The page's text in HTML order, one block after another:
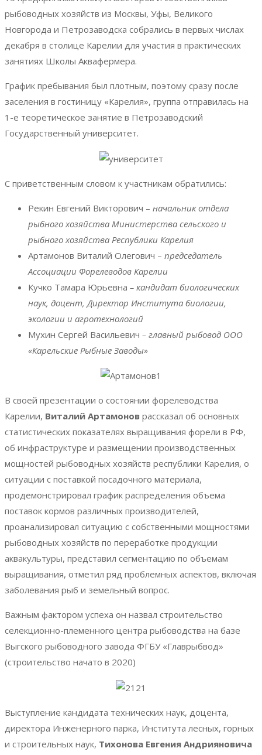
рыбоводных хозяйств из Москвы, Уфы, Великого
Новгорода и Петрозаводска собрались в первых числах
декабря в столице Карелии для участия в практических
занятиях Школы Аквафермера.
График пребывания был плотным, поэтому сразу после
заселения в гостиницу «Карелия», группа отправилась на
1-е теоретическое занятие в Петрозаводский
Государственный университет.
С приветственным словом к участникам обратились:
Рекин Евгений Викторович – начальник отдела
рыбного хозяйства Министерства сельского и
рыбного хозяйства Республики Карелия
Артамонов Виталий Олегович – председатель
Ассоциации Форелеводов Карелии
Кучко Тамара Юрьевна – кандидат биологических
наук, доцент, Директор Института биологии,
экологии и агротехнологий
Мухин Сергей Васильевич – главный рыбовод ООО
«Карельские Рыбные Заводы»
В своей презентации о состоянии форелеводства
Карелии, Виталий Артамонов рассказал об основных
статистических показателях выращивания форели в РФ,
об инфраструктуре и размещении производственных
мощностей рыбоводных хозяйств республики Карелия, о
ситуации с поставкой посадочного материала,
продемонстрировал график распределения объема
поставок кормов различных производителей,
проанализировал ситуацию с собственными мощностями
рыбоводных хозяйств по переработке продукции
аквакультуры, представил сегментацию по объемам
выращивания, отметил ряд проблемных аспектов, включая
заболевания рыб и земельный вопрос.
Важным фактором успеха он назвал строительство
селекционно-племенного центра рыбоводства на базе
Выгского рыбоводного завода ФГБУ «Главрыбвод»
(строительство начато в 2020)
Выступление кандидата технических наук, доцента,
директора Инженерного парка, Института лесных, горных
и строительных наук, Тихонова Евгения Андрияновича